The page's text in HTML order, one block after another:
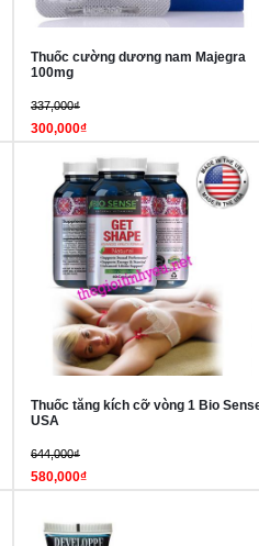
Thuốc cường dương nam Majegra
100mg
337,000₫
300,000₫
Thuốc tăng kích cỡ vòng 1 Bio
USA
644,000₫
580,000₫